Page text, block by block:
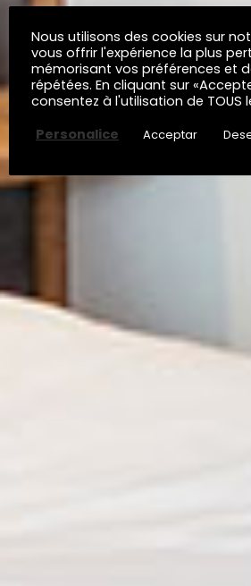
Nous utilisons des cookies sur
vous offrir l'expérience la plus
mémorisant vos préférences et
répétées. En cliquant sur
consentez à l'utilisation de TOUS
Personalice
Acceptar